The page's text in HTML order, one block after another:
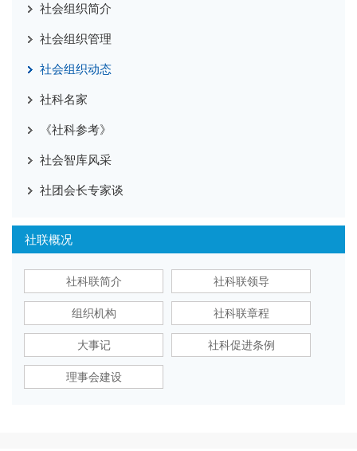
社会组织简介
社会组织管理
社会组织动态
社科名家
《社科参考》
社会智库风采
社团会长专家谈
社联概况
社科联简介 社科联领导
组织机构 社科联章程
大事记 社科促进条例
理事会建设